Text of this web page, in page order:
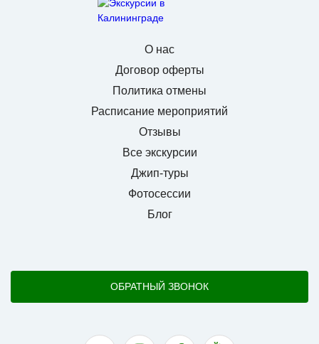
О нас
Договор оферты
Политика отмены
Расписание мероприятий
Отзывы
Все экскурсии
Джип-туры
Фотосессии
Блог
ОБРАТНЫЙ ЗВОНОК